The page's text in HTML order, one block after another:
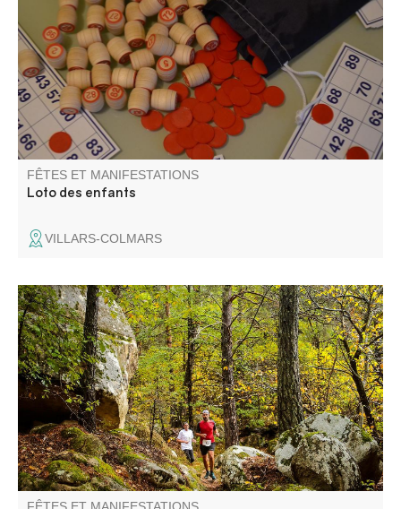
gâteaux sur place. Les enfants doivent être
accompagnés.
FÊTES ET MANIFESTATIONS
Loto des enfants
VILLARS-COLMARS
L'association Fugeret Sports Loisirs vous propose un Trail
à travers la châtaigneraie et les sublimes couleurs de
l'automne.